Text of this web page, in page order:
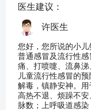
医生建议：
许医生
您好，您所说的小
普通感冒及流行性
痛、打喷嚏、流鼻
儿童流行性感冒的
解毒，镇静安神。
高热不退、烦躁不安
脉数；上呼吸道感